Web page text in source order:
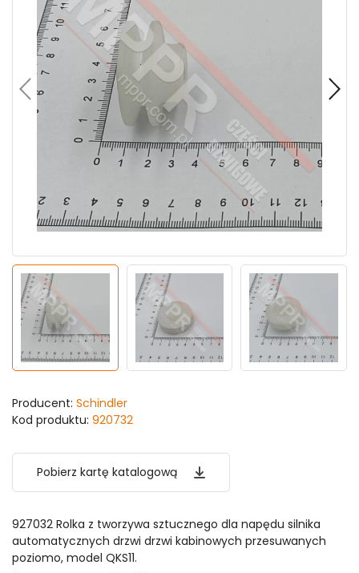
Producent: Schindler
Kod produktu: 920732
Pobierz kartę katalogową
927032 Rolka z tworzywa sztucznego dla napędu silnika
automatycznych drzwi drzwi kabinowych przesuwanych
poziomo, model QKS11.